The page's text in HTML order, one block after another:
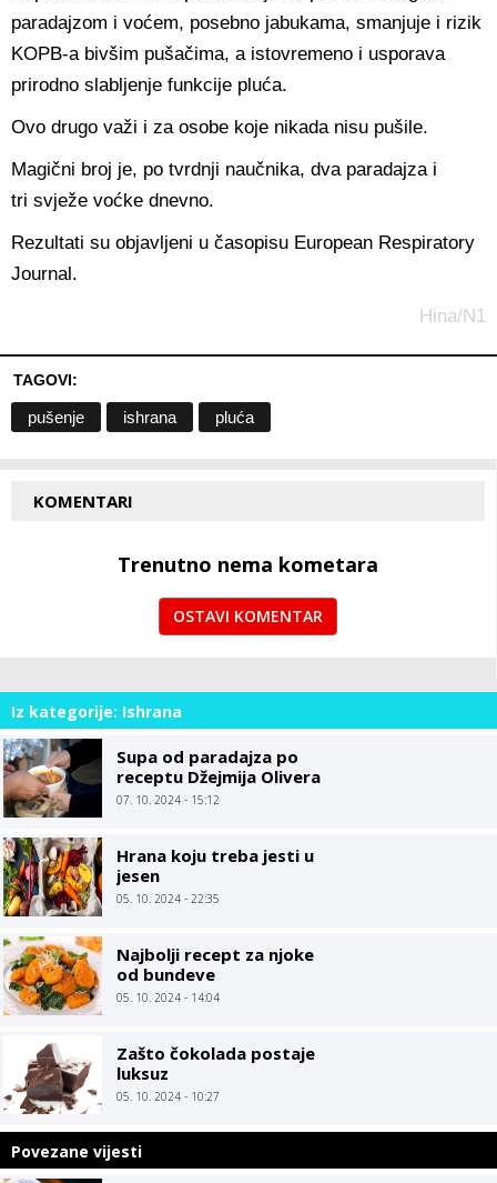
paradajzom i voćem, posebno jabukama, smanjuje i rizik
KOPB-a bivšim pušačima, a istovremeno i usporava
prirodno slabljenje funkcije pluća.
Ovo drugo važi i za osobe koje nikada nisu pušile.
Magični broj je, po tvrdnji naučnika, dva paradajza i
tri svježe voćke dnevno.
Rezultati su objavljeni u časopisu European Respiratory
Journal.
Hina/N1
TAGOVI:
pušenje ishrana pluća
KOMENTARI
Trenutno nema kometara
OSTAVI KOMENTAR
Iz kategorije: Ishrana
Supa od paradajza po
receptu Džejmija Olivera
07. 10. 2024 - 15:12
Hrana koju treba jesti u
jesen
05. 10. 2024 - 22:35
Najbolji recept za njoke
od bundeve
05. 10. 2024 - 14:04
Zašto čokolada postaje
luksuz
05. 10. 2024 - 10:27
Povezane vijesti